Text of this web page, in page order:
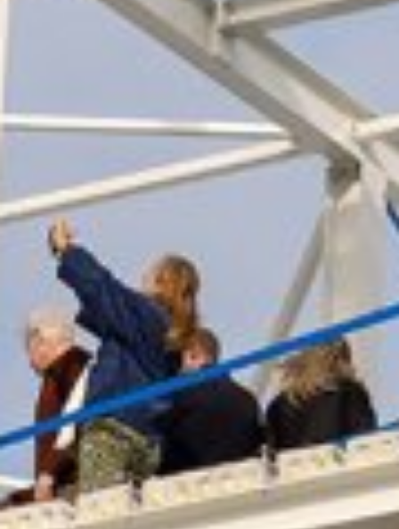
Wilt u op de hoogte blijven dan kunt u zich hier
inschrijven voor onze nieuwsbrief.
Verstuur